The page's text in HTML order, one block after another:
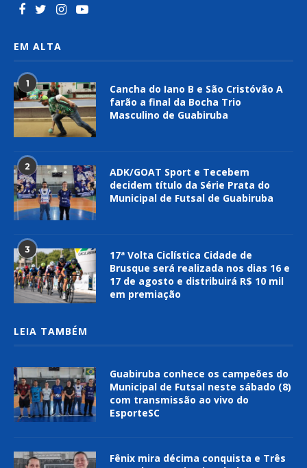
EM ALTA
1
Cancha do Iano B e São Cristóvão A
farão a final da Bocha Trio
Masculino de Guabiruba
2
ADK/GOAT Sport e Tecebem
decidem título da Série Prata do
Municipal de Futsal de Guabiruba
3
17ª Volta Ciclística Cidade de
Brusque será realizada nos dias 16 e
17 de agosto e distribuirá R$ 10 mil
em premiação
LEIA TAMBÉM
Guabiruba conhece os campeões do
Municipal de Futsal neste sábado (8)
com transmissão ao vivo do
EsporteSC
Fênix mira décima conquista e Três